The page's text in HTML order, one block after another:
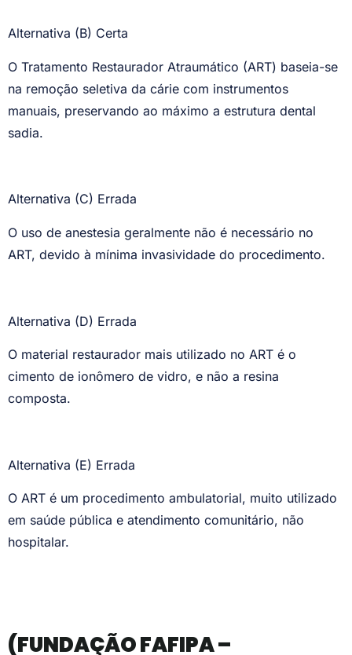
Alternativa (B) Certa
O Tratamento Restaurador Atraumático (ART) baseia-se
na remoção seletiva da cárie com instrumentos
manuais, preservando ao máximo a estrutura dental
sadia.
Alternativa (C) Errada
O uso de anestesia geralmente não é necessário no
ART, devido à mínima invasividade do procedimento.
Alternativa (D) Errada
O material restaurador mais utilizado no ART é o
cimento de ionômero de vidro, e não a resina
composta.
Alternativa (E) Errada
O ART é um procedimento ambulatorial, muito utilizado
em saúde pública e atendimento comunitário, não
hospitalar.
(FUNDAÇÃO FAFIPA –